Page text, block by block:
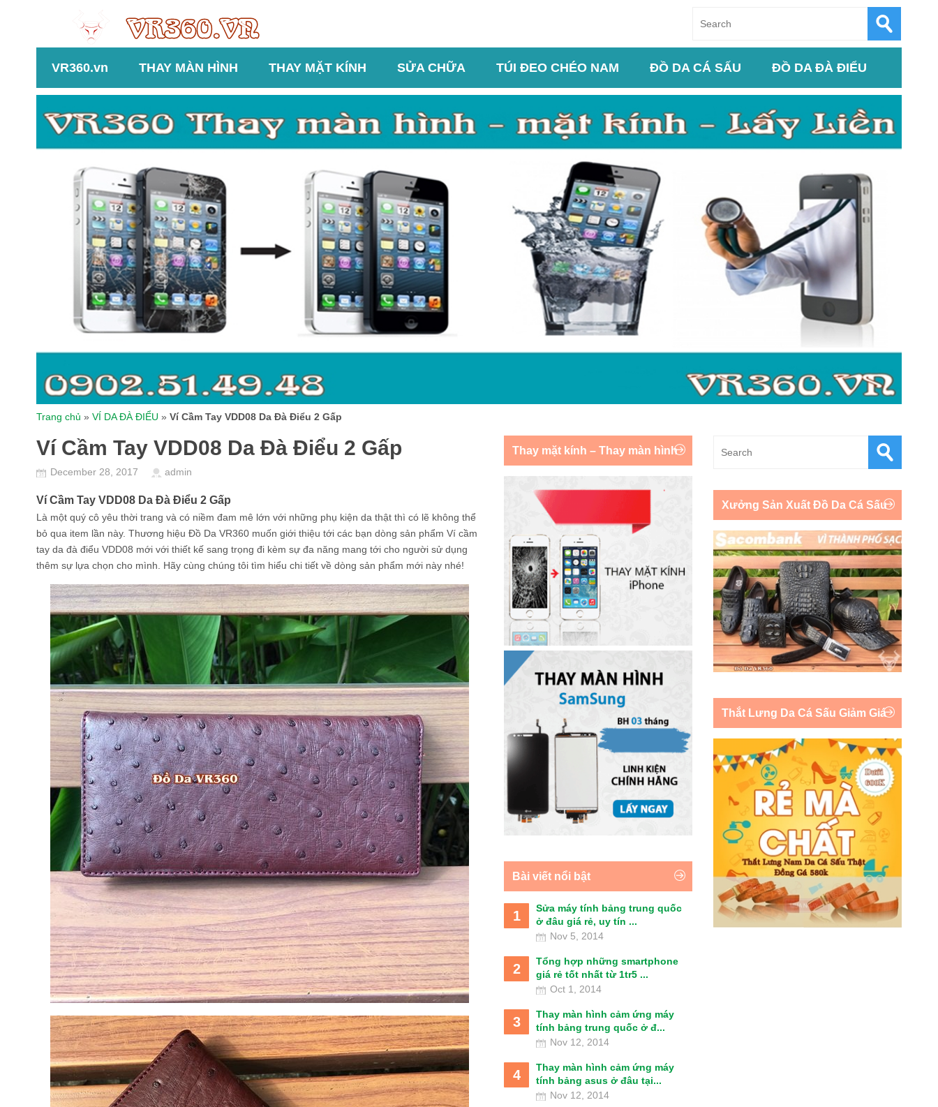
VR360.vn THAY MÀN HÌNH THAY MẶT KÍNH SỬA CHỮA TÚI ĐEO CHÉO NAM ĐỒ DA CÁ SẤU ĐỒ DA ĐÀ ĐIỂU
Trang chủ » VÍ DA ĐÀ ĐIỂU » Ví Cầm Tay VDD08 Da Đà Điểu 2 Gấp
Ví Cầm Tay VDD08 Da Đà Điểu 2 Gấp
December 28, 2017 admin
Ví Cầm Tay VDD08 Da Đà Điểu 2 Gấp
Là một quý cô yêu thời trang và có niềm đam mê lớn với những phụ kiện da thật thì có lẽ không thể
bỏ qua item lần này. Thương hiệu Đồ Da VR360 muốn giới thiệu tới các bạn dòng sản phẩm Ví cầm
tay da đà điểu VDD08 mới với thiết kế sang trọng đi kèm sự đa năng mang tới cho người sử dụng
thêm sự lựa chọn cho mình. Hãy cùng chúng tôi tìm hiểu chi tiết về dòng sản phẩm mới này nhé!
Thay mặt kính – Thay màn hình
Bài viết nổi bật
1
Sửa máy tính bảng trung quốc
ở đâu giá rẻ, uy tín ...
Nov 5, 2014
2
Tổng hợp những smartphone
giá rẻ tốt nhất từ 1tr5 ...
Oct 1, 2014
3
Thay màn hình cảm ứng máy
tính bảng trung quốc ở đ...
Nov 12, 2014
4
Thay màn hình cảm ứng máy
tính bảng asus ở đâu tại...
Nov 12, 2014
Xưởng Sản Xuất Đồ Da Cá Sấu
Thắt Lưng Da Cá Sấu Giảm Giá